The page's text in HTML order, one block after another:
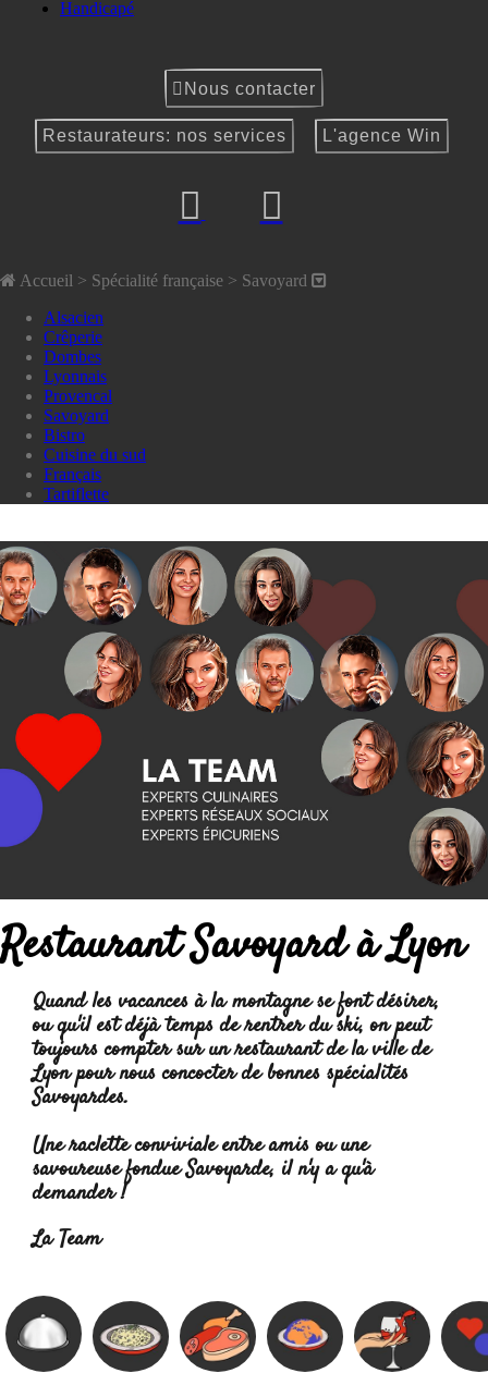
Handicapé
Nous contacter
Restaurateurs: nos services L'agence Win
Accueil > Spécialité française > Savoyard
Alsacien
Crêperie
Dombes
Lyonnais
Provencal
Savoyard
Bistro
Cuisine du sud
Français
Tartiflette
Restaurant Savoyard à Lyon
Quand les vacances à la montagnese font désirer,
ou qu'il est déjà temps de rentrer du ski, on peut
toujours compter sur un restaurant de la ville de
Lyon pour nous concocter debonnes spécialités
Savoyardes.
Une raclette conviviale entre amis ou une
savoureusefondue Savoyarde, il n'y a qu'à
demander !
La Team